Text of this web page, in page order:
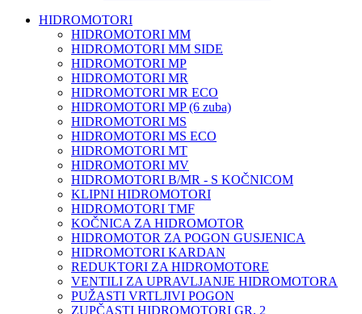
HIDROMOTORI
HIDROMOTORI MM
HIDROMOTORI MM SIDE
HIDROMOTORI MP
HIDROMOTORI MR
HIDROMOTORI MR ECO
HIDROMOTORI MP (6 zuba)
HIDROMOTORI MS
HIDROMOTORI MS ECO
HIDROMOTORI MT
HIDROMOTORI MV
HIDROMOTORI B/MR - S KOČNICOM
KLIPNI HIDROMOTORI
HIDROMOTORI TMF
KOČNICA ZA HIDROMOTOR
HIDROMOTOR ZA POGON GUSJENICA
HIDROMOTORI KARDAN
REDUKTORI ZA HIDROMOTORE
VENTILI ZA UPRAVLJANJE HIDROMOTORA
PUŽASTI VRTLJIVI POGON
ZUPČASTI HIDROMOTORI GR. 2